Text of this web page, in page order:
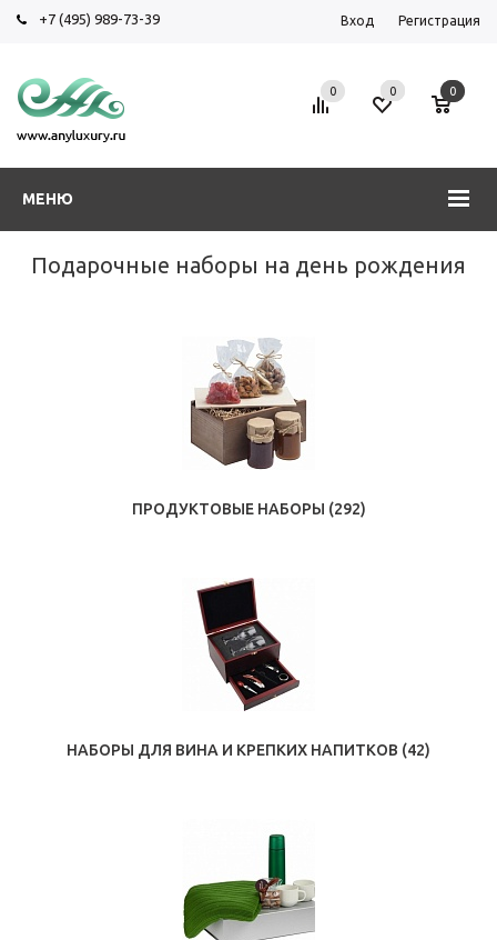
+7 (495) 989-73-39 Вход Регистрация
МЕНЮ
0 0 0
Подарочные наборы на день рождения
ПРОДУКТОВЫЕ НАБОРЫ (292)
НАБОРЫ ДЛЯ ВИНА И КРЕПКИХ НАПИТКОВ (42)